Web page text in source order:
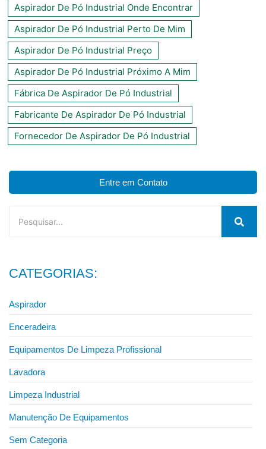
Aspirador De Pó Industrial Onde Encontrar
Aspirador De Pó Industrial Perto De Mim
Aspirador De Pó Industrial Preço
Aspirador De Pó Industrial Próximo A Mim
Fábrica De Aspirador De Pó Industrial
Fabricante De Aspirador De Pó Industrial
Fornecedor De Aspirador De Pó Industrial
Entre em Contato
CATEGORIAS:
Aspirador
Enceradeira
Equipamentos De Limpeza Profissional
Lavadora
Limpeza Industrial
Manutenção De Equipamentos
Sem Categoria